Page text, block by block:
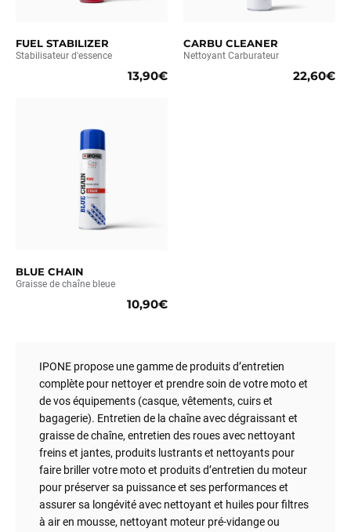
FUEL STABILIZER
Stabilisateur d'essence
13,90€
CARBU CLEANER
Nettoyant Carburateur
22,60€
BLUE CHAIN
Graisse de chaîne bleue
10,90€
IPONE propose une gamme de produits d’entretien
complète pour nettoyer et prendre soin de votre moto et
de vos équipements (casque, vêtements, cuirs et
bagagerie). Entretien de la chaîne avec dégraissant et
graisse de chaîne, entretien des roues avec nettoyant
freins et jantes, produits lustrants et nettoyants pour
faire briller votre moto et produits d’entretien du moteur
pour préserver sa puissance et ses performances et
assurer sa longévité avec nettoyant et huiles pour filtres
à air en mousse, nettoyant moteur pré-vidange ou